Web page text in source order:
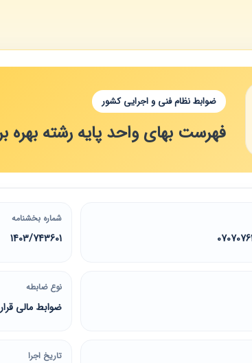
ضوابط نظام فنی و اجرایی کشور
فهرست بهای واحد پایه رشته بهره
شماره بخشنامه
1403/743601
نوع ضابطه
ضوابط مالی
تاریخ اجرا